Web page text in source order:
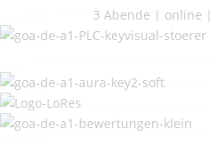
3 Abende | online